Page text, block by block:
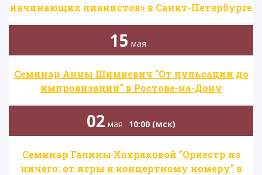
начинающих пианистов» в Санкт-Петербурге
15 мая
Семинар Анны Шимкевич "От пульсации до
импровизации" в Ростове-на-Дону
02 мая 10:00 (мск)
Семинар Галины Хохряковой "Оркестр из
ничего: от игры к концертному номеру" в